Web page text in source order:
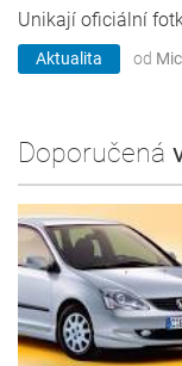
Unikají oficiální
Aktualita od
Doporučená